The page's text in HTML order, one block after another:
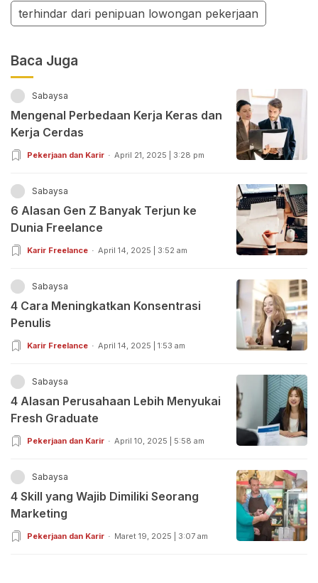
terhindar dari penipuan lowongan pekerjaan
Baca Juga
Sabaysa
Mengenal Perbedaan Kerja Keras dan
Kerja Cerdas
Pekerjaan dan Karir April 21, 2025 | 3:28 pm
Sabaysa
6 Alasan Gen Z Banyak Terjun ke
Dunia Freelance
Karir Freelance April 14, 2025 | 3:52 am
Sabaysa
4 Cara Meningkatkan Konsentrasi
Penulis
Karir Freelance April 14, 2025 | 1:53 am
Sabaysa
4 Alasan Perusahaan Lebih Menyukai
Fresh Graduate
Pekerjaan dan Karir April 10, 2025 | 5:58 am
Sabaysa
4 Skill yang Wajib Dimiliki Seorang
Marketing
Pekerjaan dan Karir Maret 19, 2025 | 3:07 am